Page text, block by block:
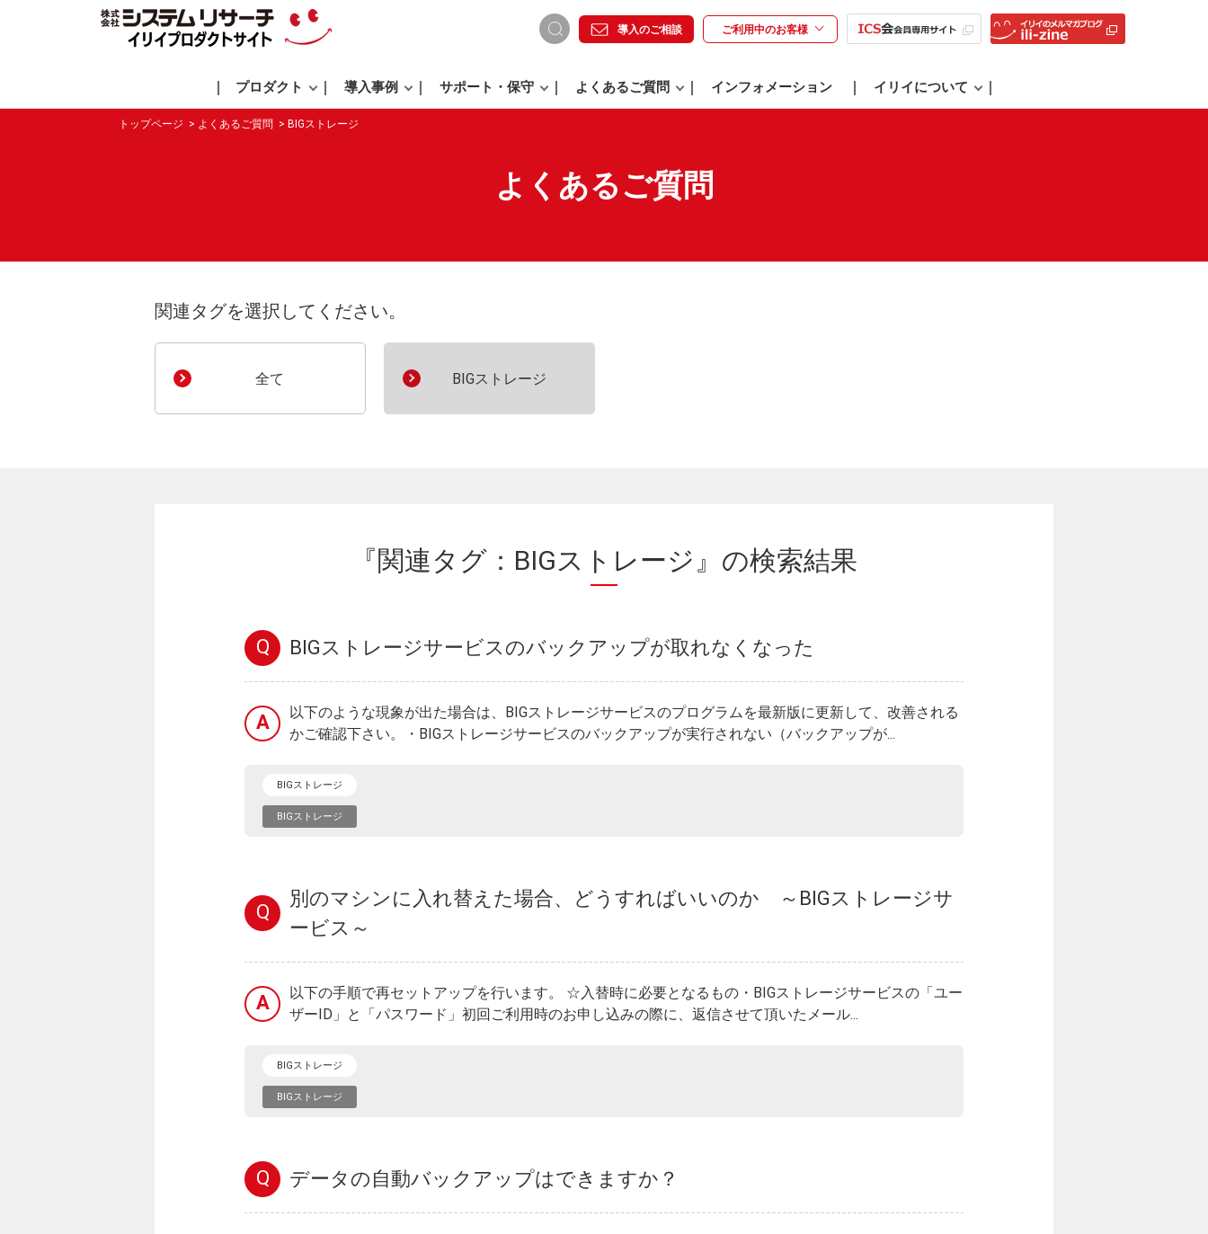
導入のご相談 ご利用中のお客様
プロダクト 導入事例 サポート・保守 よくあるご質問 インフォメーション イリイについて
トップページ よくあるご質問 BIGストレージ
よくあるご質問
関連タグを選択してください。
全て BIGストレージ
『関連タグ：BIGストレージ』の検索結果
Q BIGストレージサービスのバックアップが取れなくなった
A
以下のような現象が出た場合は、BIGストレージサービスのプログラムを最新版に更新して、改善される
かご確認下さい。・BIGストレージサービスのバックアップが実行されない（バックアップが...
BIGストレージ
BIGストレージ
Q
別のマシンに入れ替えた場合、どうすればいいのか ～BIGストレージサ
ービス～
A
以下の手順で再セットアップを行います。 ☆入替時に必要となるもの・BIGストレージサービスの「ユー
ザーID」と「パスワード」初回ご利用時のお申し込みの際に、返信させて頂いたメール...
BIGストレージ
BIGストレージ
Q データの自動バックアップはできますか？